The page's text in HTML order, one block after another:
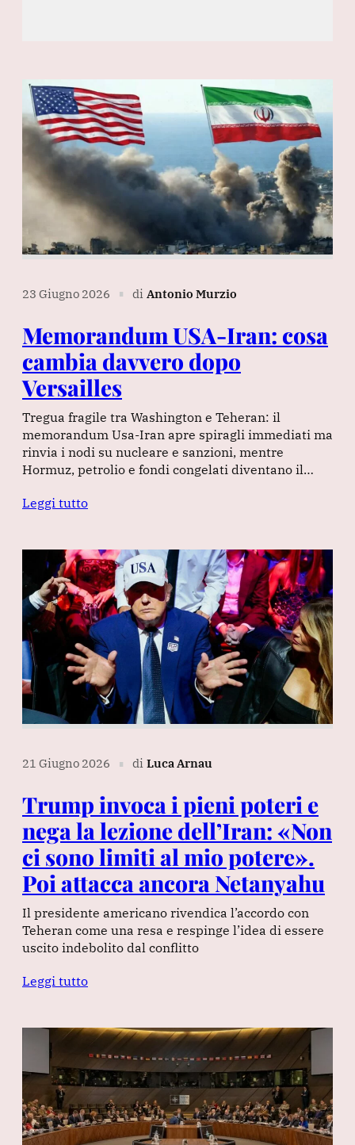
23 Giugno 2026 ∎ di Antonio Murzio
Memorandum USA‑Iran: cosa
cambia davvero dopo
Versailles
Tregua fragile tra Washington e Teheran: il
memorandum Usa-Iran apre spiragli immediati ma
rinvia i nodi su nucleare e sanzioni, mentre
Hormuz, petrolio e fondi congelati diventano il…
Leggi tutto
21 Giugno 2026 ∎ di Luca Arnau
Trump invoca i pieni poteri e
nega la lezione dell’Iran: «Non
ci sono limiti al mio potere».
Poi attacca ancora Netanyahu
Il presidente americano rivendica l’accordo con
Teheran come una resa e respinge l’idea di essere
uscito indebolito dal conflitto
Leggi tutto